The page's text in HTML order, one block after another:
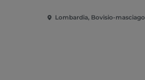
Lombardia, Bovisio-masciago